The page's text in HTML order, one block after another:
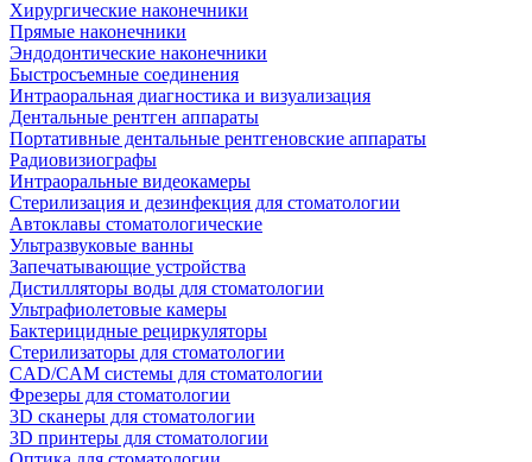
Хирургические наконечники
Прямые наконечники
Эндодонтические наконечники
Быстросъемные соединения
Интраоральная диагностика и визуализация
Дентальные рентген аппараты
Портативные дентальные рентгеновские аппараты
Радиовизиографы
Интраоральные видеокамеры
Стерилизация и дезинфекция для стоматологии
Автоклавы стоматологические
Ультразвуковые ванны
Запечатывающие устройства
Дистилляторы воды для стоматологии
Ультрафиолетовые камеры
Бактерицидные рециркуляторы
Стерилизаторы для стоматологии
CAD/CAM системы для стоматологии
Фрезеры для стоматологии
3D cканеры для стоматологии
3D принтеры для стоматологии